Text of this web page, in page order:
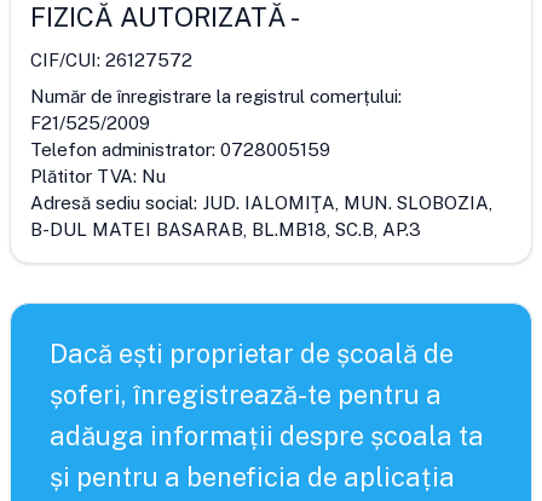
FIZICĂ AUTORIZATĂ-
CIF/CUI: 26127572
Număr de înregistrare la registrul comerțului:
F21/525/2009
Telefon administrator: 0728005159
Plătitor TVA: Nu
Adresă sediu social: JUD. IALOMIŢA, MUN. SLOBOZIA,
B-DUL MATEI BASARAB, BL.MB18, SC.B, AP.3
Dacă ești proprietar de școală de
șoferi, înregistrează-te pentru a
adăuga informații despre școala ta
și pentru a beneficia de aplicația